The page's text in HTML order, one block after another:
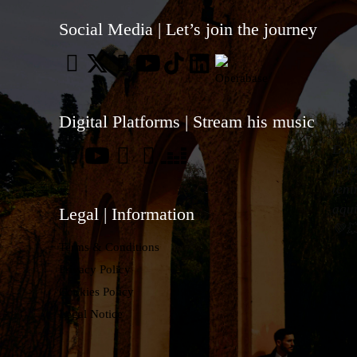
Social Media | Let’s join the journey
Digital Platforms | Stream his music
Legal | Information
Terms & Conditions
Privacy Policy
Cookies Policy
Legal Notice
ja